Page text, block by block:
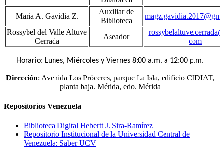
Maria A. Gavidia Z.
Auxiliar de
Biblioteca
Rossybel del Valle Altuve
Cerrada
Aseador
com
Horario: Lunes, Miércoles y Viernes 8:00 a.m. a 12:00 p.m.
Dirección: Avenida Los Próceres, parque La Isla, edificio CIDIAT,
planta baja. Mérida, edo. Mérida
Repositorios Venezuela
Biblioteca Digital Hebertt J. Sira-Ramírez
Repositorio Institucional de la Universidad Central de
Venezuela: Saber UCV